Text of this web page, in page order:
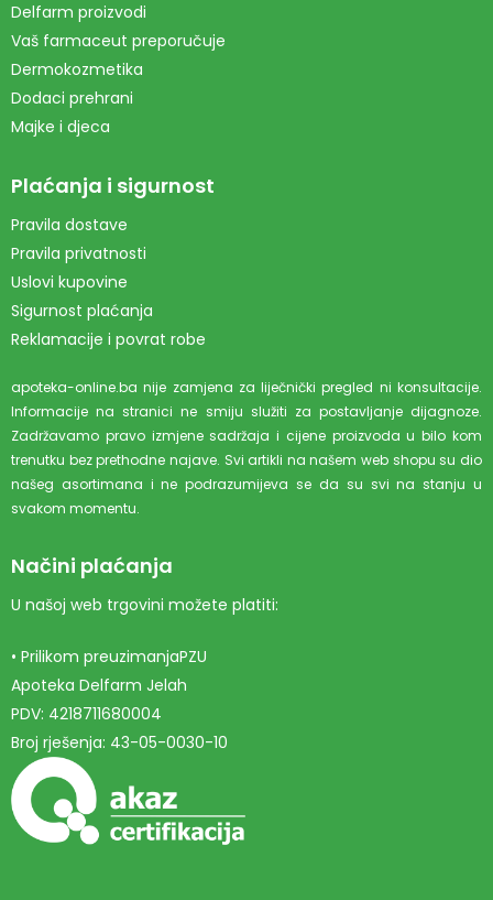
Delfarm proizvodi
Vaš farmaceut preporučuje
Dermokozmetika
Dodaci prehrani
Majke i djeca
Plaćanja i sigurnost
Pravila dostave
Pravila privatnosti
Uslovi kupovine
Sigurnost plaćanja
Reklamacije i povrat robe
apoteka-online.ba nije zamjena za liječnički pregled ni konsultacije.
Informacije na stranici ne smiju služiti za postavljanje dijagnoze.
Zadržavamo pravo izmjene sadržaja i cijene proizvoda u bilo kom
trenutku bez prethodne najave. Svi artikli na našem web shopu su dio
našeg asortimana i ne podrazumijeva se da su svi na stanju u
svakom momentu.
Načini plaćanja
U našoj web trgovini možete platiti:
• Prilikom preuzimanjaPZU
Apoteka Delfarm Jelah
PDV: 4218711680004
Broj rješenja: 43-05-0030-10